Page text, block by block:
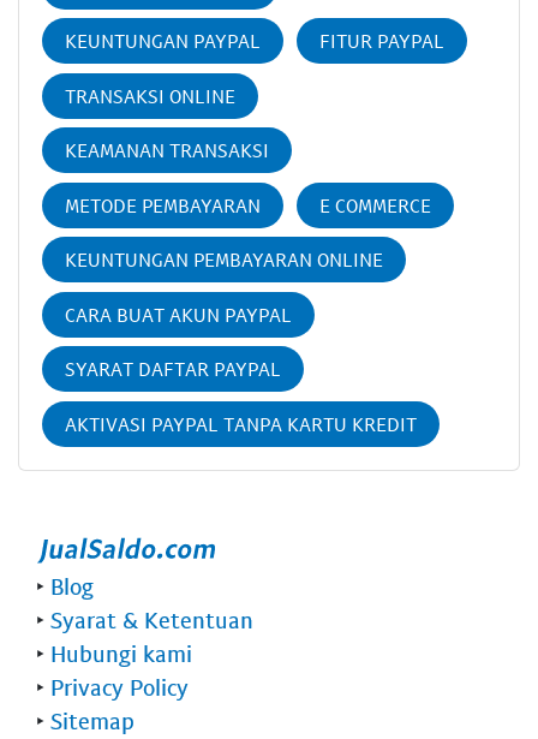
KEUNTUNGAN PAYPAL FITUR PAYPAL
TRANSAKSI ONLINE
KEAMANAN TRANSAKSI
METODE PEMBAYARAN E COMMERCE
KEUNTUNGAN PEMBAYARAN ONLINE
CARA BUAT AKUN PAYPAL
SYARAT DAFTAR PAYPAL
AKTIVASI PAYPAL TANPA KARTU KREDIT
‣ Blog
‣ Syarat & Ketentuan
‣ Hubungi kami
‣ Privacy Policy
‣ Sitemap